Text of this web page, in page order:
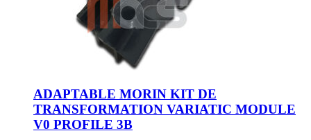
ADAPTABLE MORIN KIT DE
TRANSFORMATION VARIATIC MODULE
V0 PROFILE 3B